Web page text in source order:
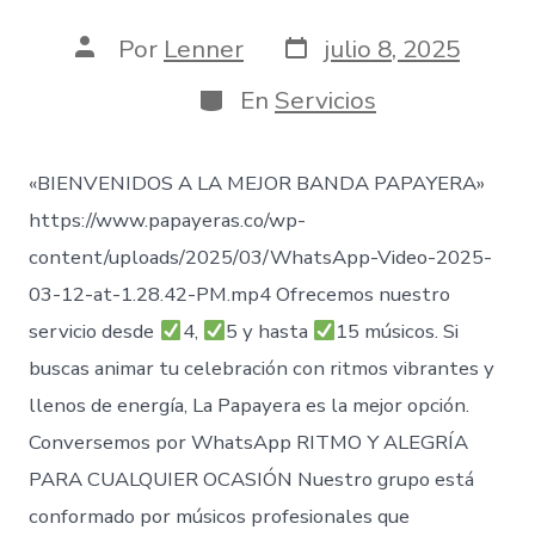
AutorPor Lenner Fecha
de
publicación
julio 8, 2025
Categorías
En Servicios
«BIENVENIDOS A LA MEJOR BANDA PAPAYERA»
https://www.papayeras.co/wp-
content/uploads/2025/03/WhatsApp-Video-2025-
03-12-at-1.28.42-PM.mp4 Ofrecemos nuestro
servicio desde
4, 5 y hasta
15 músicos. Si
buscas animar tu celebración con ritmos vibrantes y
llenos de energía, La Papayera es la mejor opción.
Conversemos por WhatsApp RITMO Y ALEGRÍA
PARA CUALQUIER OCASIÓN Nuestro grupo está
conformado por músicos profesionales que